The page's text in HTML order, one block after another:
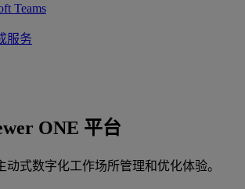
Teams
服务
ONE 平台
动式数字化工作场所管理和优化体验。